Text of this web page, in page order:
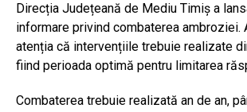
Direcția Județeană de Mediu Timiș a
informare privind combaterea ambroziei.
atenția că intervențiile trebuie realizate
fiind perioada optimă pentru limitarea
Combaterea trebuie realizată an de an,